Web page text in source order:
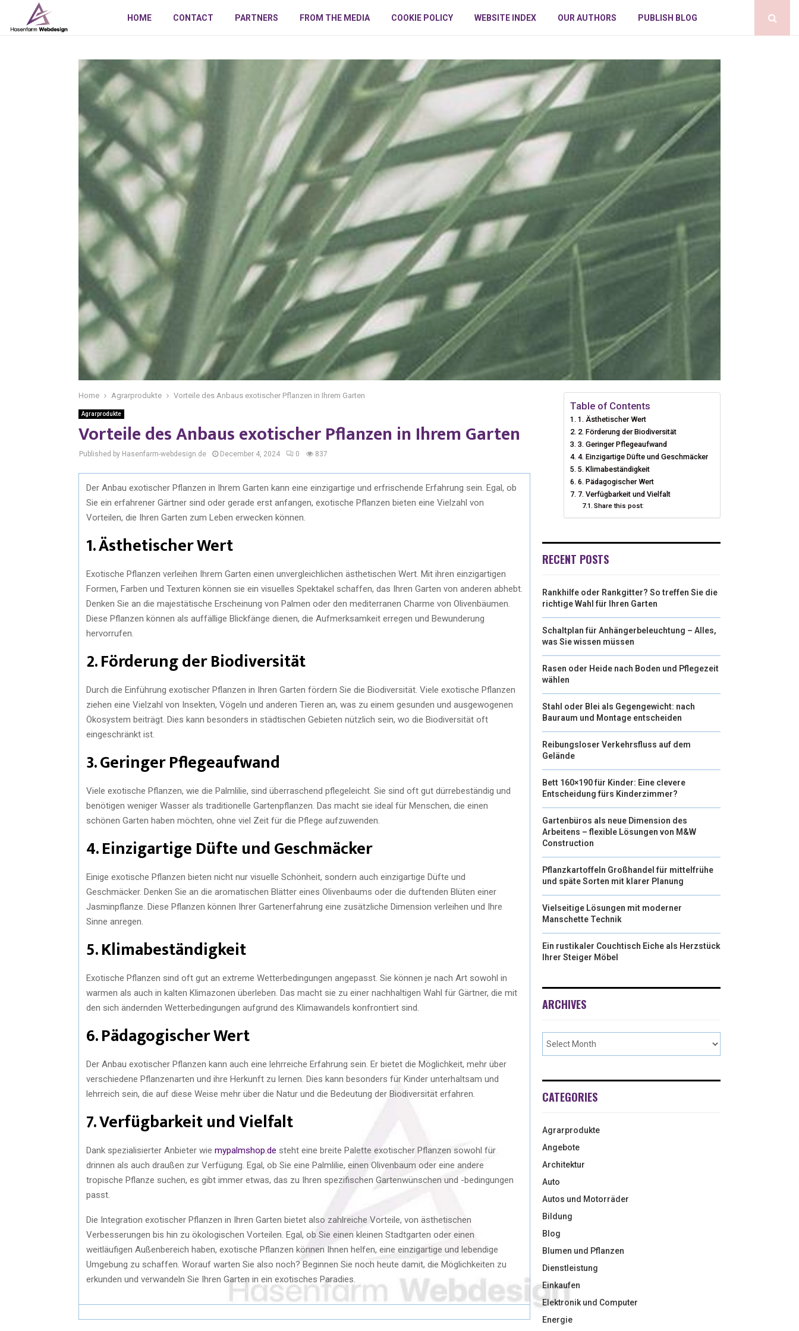
HOME CONTACT PARTNERS FROM THE MEDIA COOKIE POLICY WEBSITE INDEX OUR AUTHORS PUBLISH BLOG
Home Agrarprodukte Vorteile des Anbaus exotischer Pflanzen in Ihrem Garten
Agrarprodukte
Vorteile des Anbaus exotischer Pflanzen in Ihrem Garten
Published by Hasenfarm-webdesign.de December 4, 2024 0 837
Der Anbau exotischer Pflanzen in Ihrem Garten kann eine einzigartige und erfrischende Erfahrung sein. Egal, ob
Sie ein erfahrener Gärtner sind oder gerade erst anfangen, exotische Pflanzen bieten eine Vielzahl von
Vorteilen, die Ihren Garten zum Leben erwecken können.
1. Ästhetischer Wert
Exotische Pflanzen verleihen Ihrem Garten einen unvergleichlichen ästhetischen Wert. Mit ihren einzigartigen
Formen, Farben und Texturen können sie ein visuelles Spektakel schaffen, das Ihren Garten von anderen abhebt.
Denken Sie an die majestätische Erscheinung von Palmen oder den mediterranen Charme von Olivenbäumen.
Diese Pflanzen können als auffällige Blickfänge dienen, die Aufmerksamkeit erregen und Bewunderung
hervorrufen.
2. Förderung der Biodiversität
Durch die Einführung exotischer Pflanzen in Ihren Garten fördern Sie die Biodiversität. Viele exotische Pflanzen
ziehen eine Vielzahl von Insekten, Vögeln und anderen Tieren an, was zu einem gesunden und ausgewogenen
Ökosystem beiträgt. Dies kann besonders in städtischen Gebieten nützlich sein, wo die Biodiversität oft
eingeschränkt ist.
3. Geringer Pflegeaufwand
Viele exotische Pflanzen, wie die Palmlilie, sind überraschend pflegeleicht. Sie sind oft gut dürrebeständig und
benötigen weniger Wasser als traditionelle Gartenpflanzen. Das macht sie ideal für Menschen, die einen
schönen Garten haben möchten, ohne viel Zeit für die Pflege aufzuwenden.
4. Einzigartige Düfte und Geschmäcker
Einige exotische Pflanzen bieten nicht nur visuelle Schönheit, sondern auch einzigartige Düfte und
Geschmäcker. Denken Sie an die aromatischen Blätter eines Olivenbaums oder die duftenden Blüten einer
Jasminpflanze. Diese Pflanzen können Ihrer Gartenerfahrung eine zusätzliche Dimension verleihen und Ihre
Sinne anregen.
5. Klimabeständigkeit
Exotische Pflanzen sind oft gut an extreme Wetterbedingungen angepasst. Sie können je nach Art sowohl in
warmen als auch in kalten Klimazonen überleben. Das macht sie zu einer nachhaltigen Wahl für Gärtner, die mit
den sich ändernden Wetterbedingungen aufgrund des Klimawandels konfrontiert sind.
6. Pädagogischer Wert
Der Anbau exotischer Pflanzen kann auch eine lehrreiche Erfahrung sein. Er bietet die Möglichkeit, mehr über
verschiedene Pflanzenarten und ihre Herkunft zu lernen. Dies kann besonders für Kinder unterhaltsam und
lehrreich sein, die auf diese Weise mehr über die Natur und die Bedeutung der Biodiversität erfahren.
7. Verfügbarkeit und Vielfalt
Dank spezialisierter Anbieter wie mypalmshop.de steht eine breite Palette exotischer Pflanzen sowohl für
drinnen als auch draußen zur Verfügung. Egal, ob Sie eine Palmlilie, einen Olivenbaum oder eine andere
tropische Pflanze suchen, es gibt immer etwas, das zu Ihren spezifischen Gartenwünschen und -bedingungen
passt.
Die Integration exotischer Pflanzen in Ihren Garten bietet also zahlreiche Vorteile, von ästhetischen
Verbesserungen bis hin zu ökologischen Vorteilen. Egal, ob Sie einen kleinen Stadtgarten oder einen
weitläufigen Außenbereich haben, exotische Pflanzen können Ihnen helfen, eine einzigartige und lebendige
Umgebung zu schaffen. Worauf warten Sie also noch? Beginnen Sie noch heute damit, die Möglichkeiten zu
erkunden und verwandeln Sie Ihren Garten in ein exotisches Paradies.
Table of Contents
1. Ästhetischer Wert
2. Förderung der Biodiversität
3. Geringer Pflegeaufwand
4. Einzigartige Düfte und Geschmäcker
5. Klimabeständigkeit
6. Pädagogischer Wert
7. Verfügbarkeit und Vielfalt
Share this post:
RECENT POSTS
Rankhilfe oder Rankgitter? So treffen Sie die
richtige Wahl für Ihren Garten
Schaltplan für Anhängerbeleuchtung – Alles,
was Sie wissen müssen
Rasen oder Heide nach Boden und Pflegezeit
wählen
Stahl oder Blei als Gegengewicht: nach
Bauraum und Montage entscheiden
Reibungsloser Verkehrsfluss auf dem
Gelände
Bett 160×190 für Kinder: Eine clevere
Entscheidung fürs Kinderzimmer?
Gartenbüros als neue Dimension des
Arbeitens – flexible Lösungen von M&W
Construction
Pflanzkartoffeln Großhandel für mittelfrühe
und späte Sorten mit klarer Planung
Vielseitige Lösungen mit moderner
Manschette Technik
Ein rustikaler Couchtisch Eiche als Herzstück
Ihrer Steiger Möbel
ARCHIVES
CATEGORIES
Agrarprodukte
Angebote
Architektur
Auto
Autos und Motorräder
Bildung
Blog
Blumen und Pflanzen
Dienstleistung
Einkaufen
Elektronik und Computer
Energie